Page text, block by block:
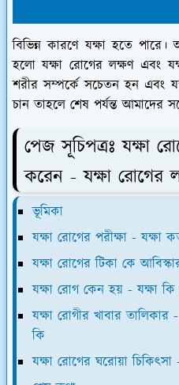
বিভিন্ন কারণে যক্ষা হতে
হলো যক্ষা রোগের লক্ষণ এবং
শরীর সম্পর্কে সচেতন হন এবং
চান তাহলে শেষ পর্যন্ত আমাদের
পেজ সূচিপত্রঃ যক্ষা
করেন - যক্ষা রোগের
ভূমিকা
যক্ষা রোগের পরীক্ষা - যক্ষা
যক্ষা রোগের টিকা কে
যক্ষা রোগ কেন হয় - যক্ষা
যক্ষা রোগীর খাবার তালিকার
কি
যক্ষা রোগের ঘরোয়া